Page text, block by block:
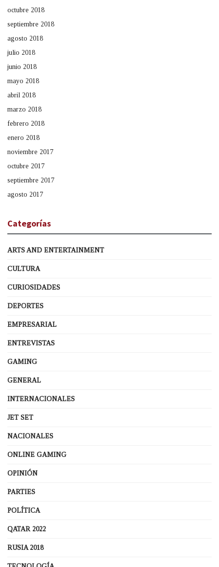
octubre 2018
septiembre 2018
agosto 2018
julio 2018
junio 2018
mayo 2018
abril 2018
marzo 2018
febrero 2018
enero 2018
noviembre 2017
octubre 2017
septiembre 2017
agosto 2017
Categorías
ARTS AND ENTERTAINMENT
CULTURA
CURIOSIDADES
DEPORTES
EMPRESARIAL
ENTREVISTAS
GAMING
GENERAL
INTERNACIONALES
JET SET
NACIONALES
ONLINE GAMING
OPINIÓN
PARTIES
POLÍTICA
QATAR 2022
RUSIA 2018